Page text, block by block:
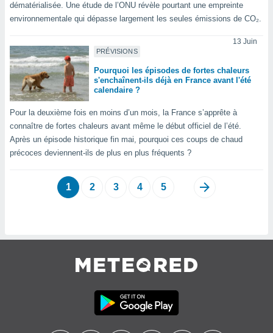
et
1199
dématérialisée. Une étude de l’ONU révèle pourtant une empreinte
environnementale qui dépasse largement les seules émissions de CO₂.
PRÉVISIONS
13 Juin
Pourquoi les épisodes de fortes chaleurs
s'enchaînent-ils déjà en France avant l'été
calendaire ?
Pour la deuxième fois en moins d’un mois, la France s’apprête à
connaître de fortes chaleurs avant même le début officiel de l’été.
Après un épisode historique fin mai, pourquoi ces coups de chaud
précoces deviennent-ils de plus en plus fréquents ?
1 2 3 4 5